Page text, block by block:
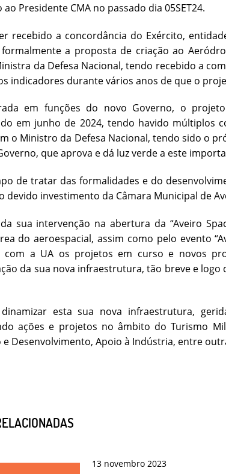
ao Presidente CMA no passado dia 05SET24.
recebido a concordância do Exército,
a proposta de criação ao
da Defesa Nacional, tendo recebido a
indicadores durante vários anos de que o
em funções do novo Governo, o
em junho de 2024, tendo havido múltiplos
o Ministro da Defesa Nacional, tendo sido o
que aprova e dá luz verde a este
de tratar das formalidades e do
devido investimento da Câmara Municipal de
sua intervenção na abertura da “Aveiro
do aeroespacial, assim como pelo evento
com a UA os projetos em curso e novos
da sua nova infraestrutura, tão breve e
esta sua nova infraestrutura,
ações e projetos no âmbito do Turismo
e Desenvolvimento, Apoio à Indústria, entre
13 novembro 2023